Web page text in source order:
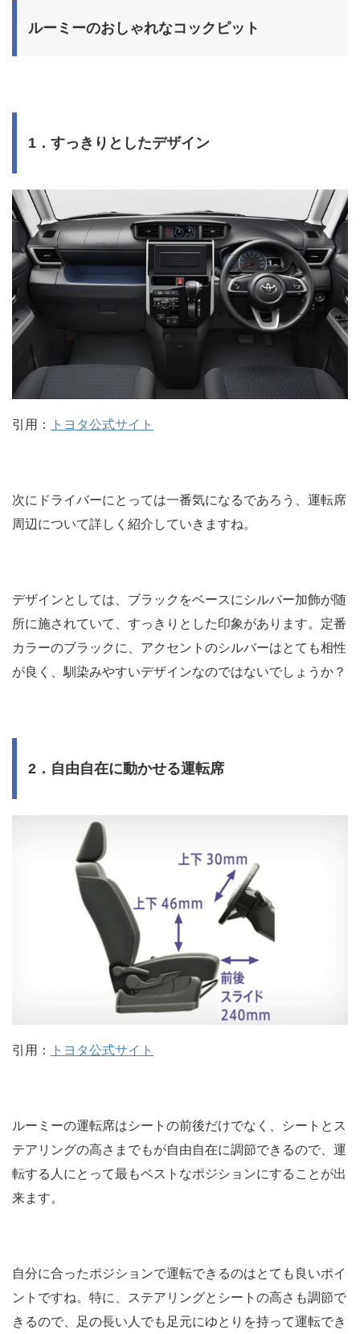
ルーミーのおしゃれなコックピット
1．すっきりとしたデザイン
引用： トヨタ公式サイト
次にドライバーにとっては一番気になるであろう、運転席
周辺について詳しく紹介していきますね。
デザインとしては、ブラックをベースにシルバー加飾が随
所に施されていて、すっきりとした印象があります。定番
カラーのブラックに、アクセントのシルバーはとても相性
が良く、馴染みやすいデザインなのではないでしょうか？
2．自由自在に動かせる運転席
引用： トヨタ公式サイト
ルーミーの運転席はシートの前後だけでなく、シートとス
テアリングの高さまでもが自由自在に調節できるので、運
転する人にとって最もベストなポジションにすることが出
来ます。
自分に合ったポジションで運転できるのはとても良いポイ
ントですね。特に、ステアリングとシートの高さも調節で
きるので、足の長い人でも足元にゆとりを持って運転でき